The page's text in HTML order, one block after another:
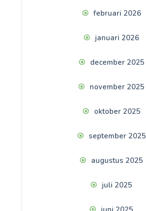
februari 2026
januari 2026
december 2025
november 2025
oktober 2025
september 2025
augustus 2025
juli 2025